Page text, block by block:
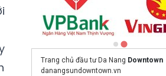
Trang chủ đầu tư Da Nang Downtown
danangsundowntown.vn